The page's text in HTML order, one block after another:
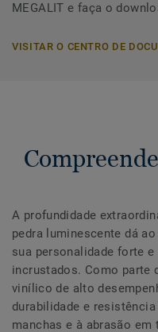
MEGALIT e faça o
VISITAR O CENTRO DE
A profundidade
pedra luminescente dá
sua personalidade forte
incrustados. Como parte
vinílico de alto
durabilidade e
manchas e à abrasão